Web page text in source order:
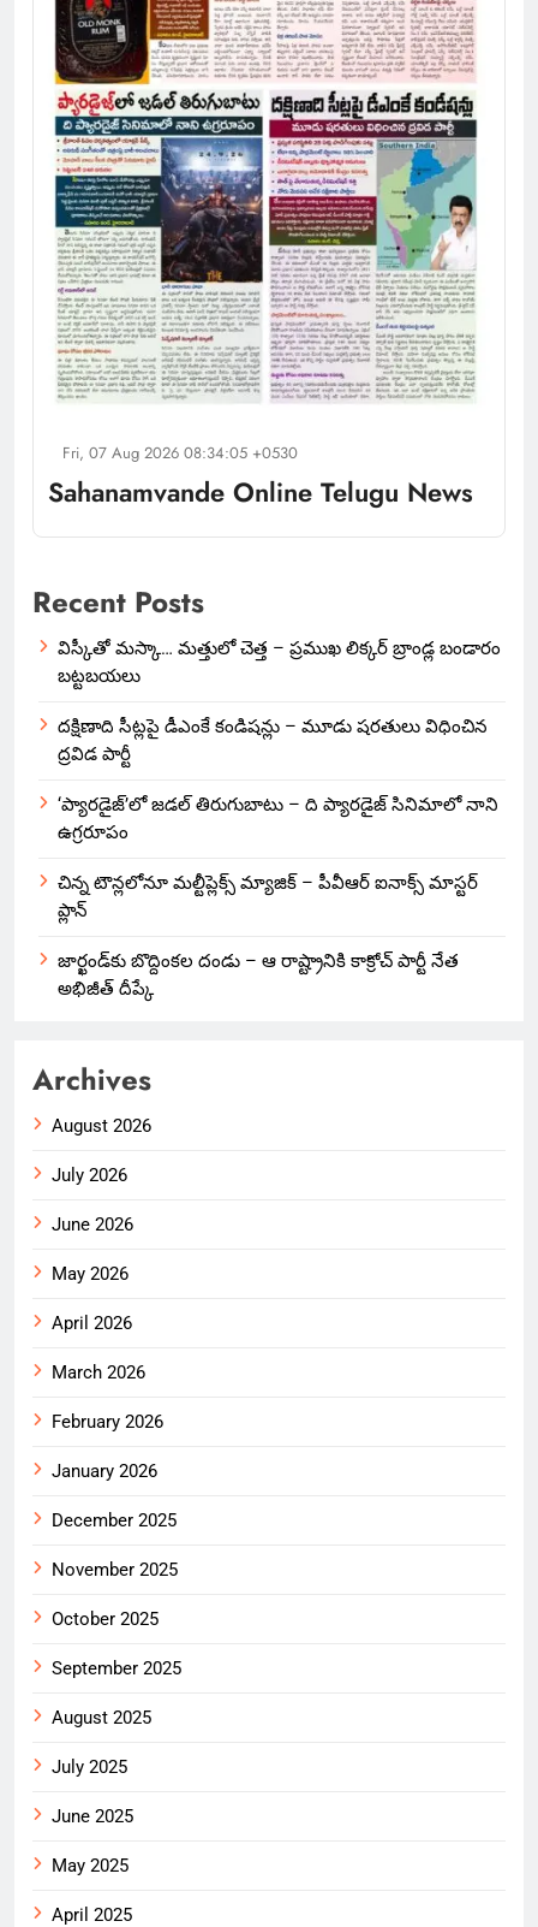
Fri, 07 Aug 2026 08:34:05 +0530
Sahanamvande Online Telugu News
Recent Posts
విస్కీతో మస్కా… మత్తులో చెత్త – ప్రముఖ లిక్కర్ బ్రాండ్ల బండారం
బట్టబయలు
దక్షిణాది సీట్లపై డీఎంకే కండిషన్లు – మూడు షరతులు విధించిన
ద్రవిడ పార్టీ
‘ప్యారడైజ్’లో జడల్ తిరుగుబాటు – ది ప్యారడైజ్ సినిమాలో నాని
ఉగ్రరూపం
చిన్న టౌన్లలోనూ మల్టీప్లెక్స్‌ మ్యాజిక్ – పీవీఆర్ ఐనాక్స్ మాస్టర్
ప్లాన్
జార్ఖండ్‌కు బొద్దింకల దండు – ఆ రాష్ట్రానికి కాక్రోచ్ పార్టీ నేత
అభిజీత్ దీప్కే
Archives
August 2026
July 2026
June 2026
May 2026
April 2026
March 2026
February 2026
January 2026
December 2025
November 2025
October 2025
September 2025
August 2025
July 2025
June 2025
May 2025
April 2025